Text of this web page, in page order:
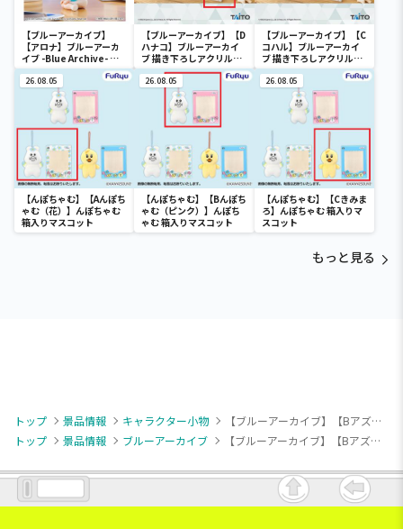
【ブルーアーカイブ】
【アロナ】ブルーアーカ
イブ -Blue Archive- お
すわりフィギュア-アロ
ナ-
【ブルーアーカイブ】【D
ハナコ】ブルーアーカイ
ブ 描き下ろしアクリルキ
ーホルダー 水着ver.
【ブルーアーカイブ】【C
コハル】ブルーアーカイ
ブ 描き下ろしアクリルキ
ーホルダー 水着ver.
26.08.05
【んぽちゃむ】【Aんぽち
ゃむ（花）】んぽちゃむ
箱入りマスコット
26.08.05
【んぽちゃむ】【Bんぽち
ゃむ（ピンク）】んぽち
ゃむ 箱入りマスコット
26.08.05
【んぽちゃむ】【Cきみま
ろ】んぽちゃむ 箱入りマ
スコット
もっと見る
トップ 景品情報 キャラクター小物
【ブルーアーカイブ】【Bアズサ】ブルーアーカイブ デフォルメラバーマスコット
トップ
景品情報 ブルーアーカイブ 【ブルーアーカイブ】【Bアズサ】ブルーアーカイブ デフォルメラバーマスコット